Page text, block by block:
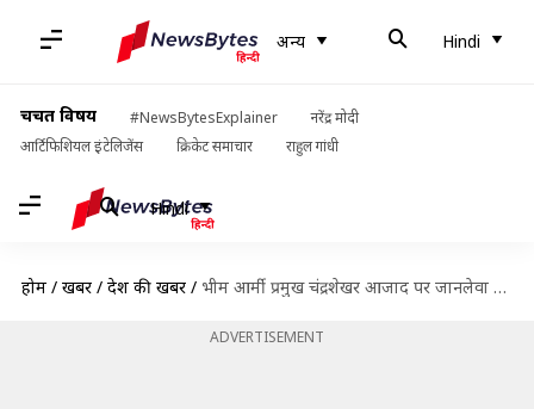
अन्य Hindi
चर्चित विषय #NewsBytesExplainer
नरेंद्र मोदी
आर्टिफिशियल इंटेलिजेंस
क्रिकेट समाचार राहुल गांधी
Hindi
होम / खबरें / देश की खबरें / भीम आर्मी प्रमुख चंद्रशेखर आजाद पर जानलेवा हमला करने वाले 4 आरोपी अंबाला से हुए गिरफ्तार
ADVERTISEMENT